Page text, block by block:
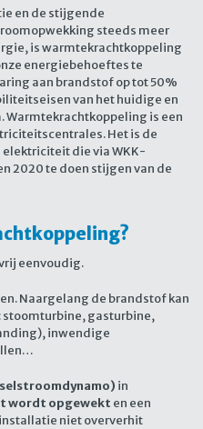
en de stijgende
steeds meer
is warmtekrachtkoppeling
energiebehoeftes te
aan brandstof op tot 50%
van het huidige en
is een
Het is de
die via WKK-
2020 te doen stijgen van de
eenvoudig.
Naargelang de brandstof kan
gasturbine,
inwendige
in
wordt opgewekt en een
niet oververhit